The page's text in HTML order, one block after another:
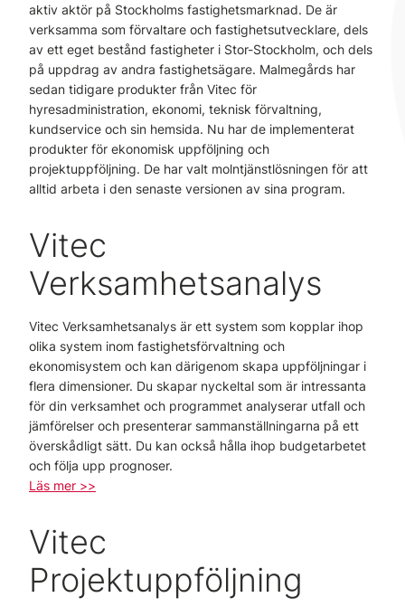
aktiv aktör på Stockholms fastighetsmarknad. De är
verksamma som förvaltare och fastighetsutvecklare, dels
av ett eget bestånd fastigheter i Stor-Stockholm, och dels
på uppdrag av andra fastighetsägare. Malmegårds har
sedan tidigare produkter från Vitec för
hyresadministration, ekonomi, teknisk förvaltning,
kundservice och sin hemsida. Nu har de implementerat
produkter för ekonomisk uppföljning och
projektuppföljning. De har valt molntjänstlösningen för att
alltid arbeta i den senaste versionen av sina program.
Vitec
Verksamhetsanalys
Vitec Verksamhetsanalys är ett system som kopplar ihop
olika system inom fastighetsförvaltning och
ekonomisystem och kan därigenom skapa uppföljningar i
flera dimensioner. Du skapar nyckeltal som är intressanta
för din verksamhet och programmet analyserar utfall och
jämförelser och presenterar sammanställningarna på ett
överskådligt sätt. Du kan också hålla ihop budgetarbetet
och följa upp prognoser.
Läs mer >>
Vitec
Projektuppföljning